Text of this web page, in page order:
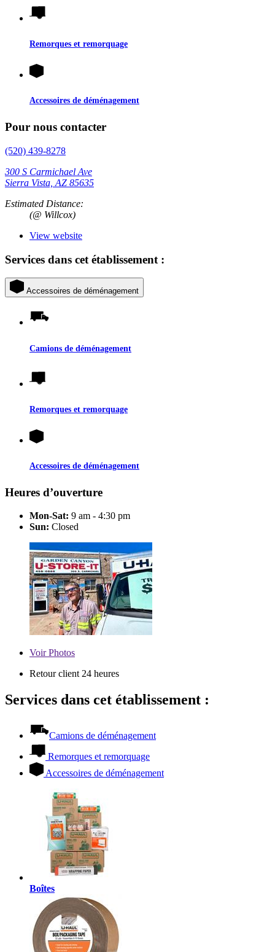
Remorques et remorquage
Accessoires de déménagement
Pour nous contacter
(520) 439-8278
300 S Carmichael Ave
Sierra Vista, AZ 85635
Estimated Distance:
(@ Willcox)
View website
Services dans cet établissement :
Accessoires de déménagement
Camions de déménagement
Remorques et remorquage
Accessoires de déménagement
Heures d’ouverture
Mon-Sat: 9 am - 4:30 pm
Sun: Closed
VoirPhotos
Retour client 24 heures
Services dans cet établissement :
Camions de déménagement
Remorques et remorquage
Accessoires de déménagement
Boîtes